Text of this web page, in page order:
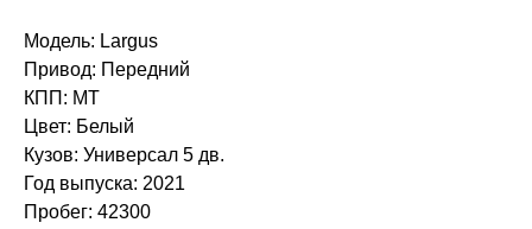
Модель: Largus
Привод: Передний
КПП: MT
Цвет: Белый
Кузов: Универсал 5 дв.
Год выпуска: 2021
Пробег: 42300